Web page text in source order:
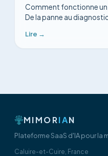
Comment fonctionne un
De la panne au
Lire →
MIMORIAN
Plateforme SaaS d'IA pour la
Caluire-et-Cuire, France